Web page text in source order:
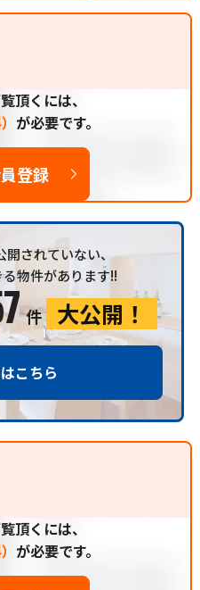
頂くには、
が必要です。
登録
開されていない、
物件があります!!
件 大公開！
こちら
頂くには、
が必要です。